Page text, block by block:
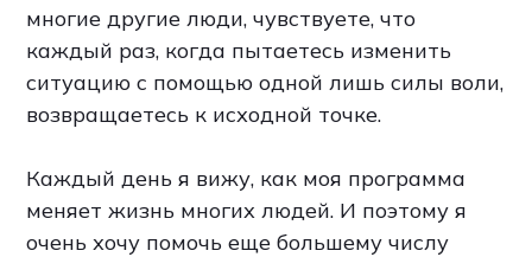
многие другие люди, чувствуете, что
каждый раз, когда пытаетесь изменить
ситуацию с помощью одной лишь силы воли,
возвращаетесь к исходной точке.
Каждый день я вижу, как моя программа
меняет жизнь многих людей. И поэтому я
очень хочу помочь еще большему числу